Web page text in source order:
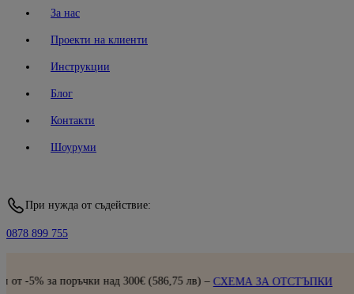
За нас
Проекти на клиенти
Инструкции
Блог
Контакти
Шоуруми
При нужда от съдействие:
0878 899 755
лв) – СХЕМА ЗА ОТСТЪПКИ Бърза доставка |